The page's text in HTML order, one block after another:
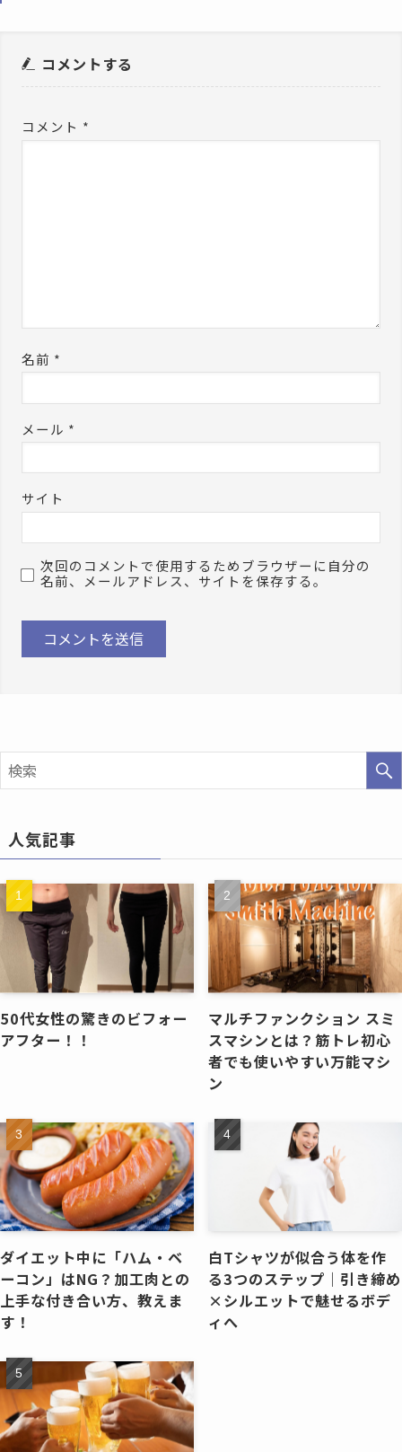
コメントする
コメント *
名前 *
メール *
サイト
次回のコメントで使用するためブラウザーに自分の
名前、メールアドレス、サイトを保存する。
人気記事
50代女性の驚きのビフォー
アフター！！
マルチファンクション スミ
スマシンとは？筋トレ初心
者でも使いやすい万能マシ
ン
ダイエット中に「ハム・ベ
ーコン」はNG？加工肉との
上手な付き合い方、教えま
す！
白Tシャツが似合う体を作
る3つのステップ｜引き締め
×シルエットで魅せるボデ
ィへ